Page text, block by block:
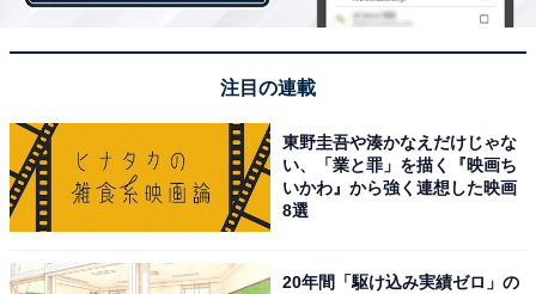
注目の連載
東野圭吾や湊かなえだけじゃな
い、「業と罪」を描く『映画ち
いかわ』から強く連想した映画
8選
20年間「駆け込み実績ゼロ」の